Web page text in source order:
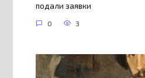
подали заявки
0 3